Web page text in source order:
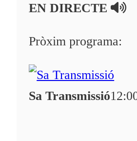
A la Carta
Programació
Fes-te'n soci!
EN DIRECTE
Pròxim programa:
Sa Transmissió